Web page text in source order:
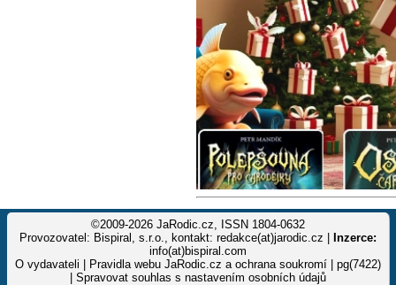
©2009-2026 JaRodic.cz, ISSN 1804-0632
Provozovatel: Bispiral, s.r.o., kontakt: redakce(at)jarodic.cz |
Inzerce:
info(at)bispiral.com
O vydavateli
Pravidla webu JaRodic.cz a ochrana soukromí | pg(7422)
Spravovat souhlas s nastavením osobních údajů